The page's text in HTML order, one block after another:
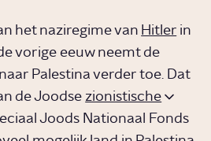
het naziregime van Hitler in
vorige eeuw neemt de
Palestina verder toe. Dat
de Joodse zionistische
Joods Nationaal Fonds